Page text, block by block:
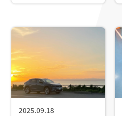
2025.09.18